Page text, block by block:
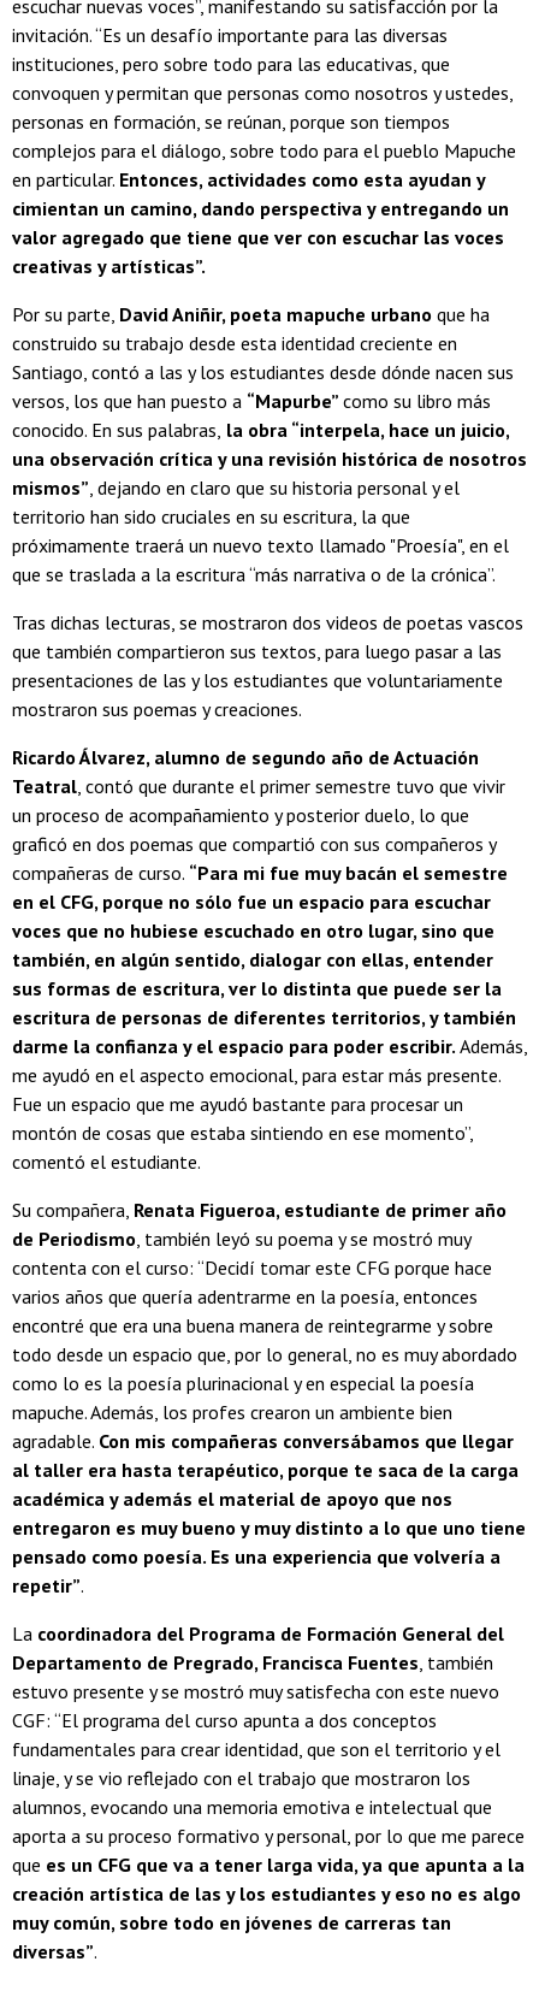
escuchar nuevas voces”, manifestando su satisfacción por la
invitación. “Es un desafío importante para las diversas
instituciones, pero sobre todo para las educativas, que
convoquen y permitan que personas como nosotros y ustedes,
personas en formación, se reúnan, porque son tiempos
complejos para el diálogo, sobre todo para el pueblo Mapuche
en particular. Entonces, actividades como esta ayudan y
cimientan un camino, dando perspectiva y entregando un
valor agregado que tiene que ver con escuchar las voces
creativas y artísticas”.
Por su parte, David Aniñir, poeta mapuche urbano que ha
construido su trabajo desde esta identidad creciente en
Santiago, contó a las y los estudiantes desde dónde nacen sus
versos, los que han puesto a “Mapurbe” como su libro más
conocido. En sus palabras, la obra “interpela, hace un juicio,
una observación crítica y una revisión histórica de nosotros
mismos”, dejando en claro que su historia personal y el
territorio han sido cruciales en su escritura, la que
próximamente traerá un nuevo texto llamado "Proesía", en el
que se traslada a la escritura “más narrativa o de la crónica”.
Tras dichas lecturas, se mostraron dos videos de poetas vascos
que también compartieron sus textos, para luego pasar a las
presentaciones de las y los estudiantes que voluntariamente
mostraron sus poemas y creaciones.
Ricardo Álvarez, alumno de segundo año de Actuación
Teatral, contó que durante el primer semestre tuvo que vivir
un proceso de acompañamiento y posterior duelo, lo que
graficó en dos poemas que compartió con sus compañeros y
compañeras de curso. “Para mi fue muy bacán el semestre
en el CFG, porque no sólo fue un espacio para escuchar
voces que no hubiese escuchado en otro lugar, sino que
también, en algún sentido, dialogar con ellas, entender
sus formas de escritura, ver lo distinta que puede ser la
escritura de personas de diferentes territorios, y también
darme la confianza y el espacio para poder escribir. Además,
me ayudó en el aspecto emocional, para estar más presente.
Fue un espacio que me ayudó bastante para procesar un
montón de cosas que estaba sintiendo en ese momento”,
comentó el estudiante.
Su compañera, Renata Figueroa, estudiante de primer año
de Periodismo, también leyó su poema y se mostró muy
contenta con el curso: “Decidí tomar este CFG porque hace
varios años que quería adentrarme en la poesía, entonces
encontré que era una buena manera de reintegrarme y sobre
todo desde un espacio que, por lo general, no es muy abordado
como lo es la poesía plurinacional y en especial la poesía
mapuche. Además, los profes crearon un ambiente bien
agradable. Con mis compañeras conversábamos que llegar
al taller era hasta terapéutico, porque te saca de la carga
académica y además el material de apoyo que nos
entregaron es muy bueno y muy distinto a lo que uno tiene
pensado como poesía. Es una experiencia que volvería a
repetir”.
La coordinadora del Programa de Formación General del
Departamento de Pregrado, Francisca Fuentes, también
estuvo presente y se mostró muy satisfecha con este nuevo
CGF: “El programa del curso apunta a dos conceptos
fundamentales para crear identidad, que son el territorio y el
linaje, y se vio reflejado con el trabajo que mostraron los
alumnos, evocando una memoria emotiva e intelectual que
aporta a su proceso formativo y personal, por lo que me parece
que es un CFG que va a tener larga vida, ya que apunta a la
creación artística de las y los estudiantes y eso no es algo
muy común, sobre todo en jóvenes de carreras tan
diversas”.